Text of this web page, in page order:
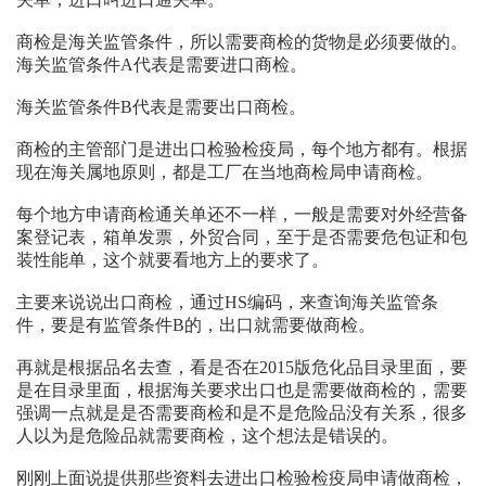
商检是海关监管条件，所以需要商检的货物是必须要做的。
海关监管条件A代表是需要进口商检。
海关监管条件B代表是需要出口商检。
商检的主管部门是进出口检验检疫局，每个地方都有。根据
现在海关属地原则，都是工厂在当地商检局申请商检。
每个地方申请商检通关单还不一样，一般是需要对外经营备
案登记表，箱单发票，外贸合同，至于是否需要危包证和包
装性能单，这个就要看地方上的要求了。
主要来说说出口商检，通过HS编码，来查询海关监管条
件，要是有监管条件B的，出口就需要做商检。
再就是根据品名去查，看是否在2015版危化品目录里面，要
是在目录里面，根据海关要求出口也是需要做商检的，需要
强调一点就是是否需要商检和是不是危险品没有关系，很多
人以为是危险品就需要商检，这个想法是错误的。
刚刚上面说提供那些资料去进出口检验检疫局申请做商检，